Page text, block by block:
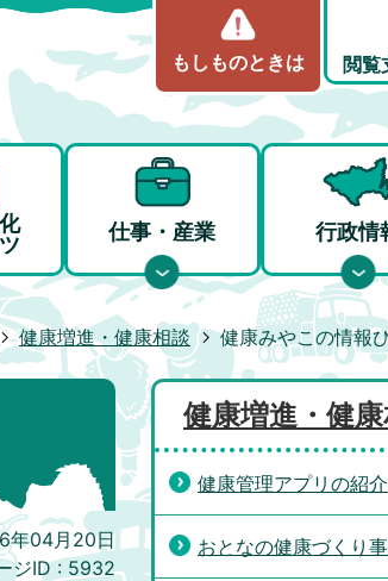
もしものときは 閲
仕事・産業 行政情
健康増進・健康相談 健康みやこの情報
年04月20日
ジID : 5932
健康増進・健
健康管理アプリの紹介
おとなの健康づくり